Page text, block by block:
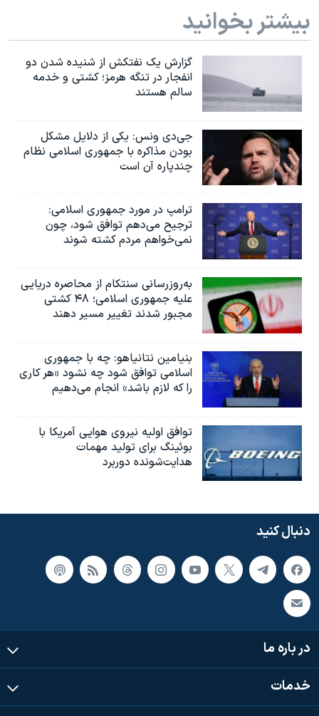
بیشتر بخوانید
گزارش یک نفتکش از شنیده شدن دو
انفجار در تنگه هرمز؛ کشتی و خدمه
سالم هستند
جی‌دی ونس: یکی از دلایل مشکل
بودن مذاکره با جمهوری اسلامی نظام
چندپاره آن است
ترامپ در مورد جمهوری اسلامی:
ترجیح می‌دهم توافق شود، چون
نمی‌خواهم مردم کشته شوند
به‌روزرسانی سنتکام از محاصره دریایی
علیه جمهوری اسلامی؛ ۴۸ کشتی
مجبور شدند تغییر مسیر دهند
بنیامین نتانیاهو: چه با جمهوری
اسلامی توافق شود چه نشود «هر کاری
را که لازم باشد» انجام می‌دهیم
توافق اولیه نیروی هوایی آمریکا با
بوئينگ برای تولید مهمات
هدایت‌شونده دوربرد
دنبال کنید
در باره ما
خدمات